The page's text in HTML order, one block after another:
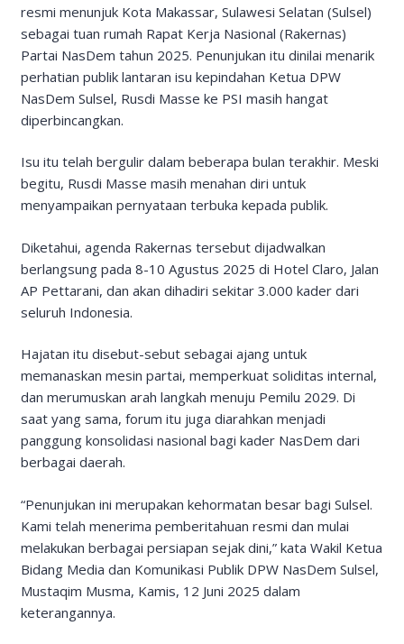
resmi menunjuk Kota Makassar, Sulawesi Selatan (Sulsel)
sebagai tuan rumah Rapat Kerja Nasional (Rakernas)
Partai NasDem tahun 2025. Penunjukan itu dinilai menarik
perhatian publik lantaran isu kepindahan Ketua DPW
NasDem Sulsel, Rusdi Masse ke PSI masih hangat
diperbincangkan.
Isu itu telah bergulir dalam beberapa bulan terakhir. Meski
begitu, Rusdi Masse masih menahan diri untuk
menyampaikan pernyataan terbuka kepada publik.
Diketahui, agenda Rakernas tersebut dijadwalkan
berlangsung pada 8-10 Agustus 2025 di Hotel Claro, Jalan
AP Pettarani, dan akan dihadiri sekitar 3.000 kader dari
seluruh Indonesia.
Hajatan itu disebut-sebut sebagai ajang untuk
memanaskan mesin partai, memperkuat soliditas internal,
dan merumuskan arah langkah menuju Pemilu 2029. Di
saat yang sama, forum itu juga diarahkan menjadi
panggung konsolidasi nasional bagi kader NasDem dari
berbagai daerah.
“Penunjukan ini merupakan kehormatan besar bagi Sulsel.
Kami telah menerima pemberitahuan resmi dan mulai
melakukan berbagai persiapan sejak dini,” kata Wakil Ketua
Bidang Media dan Komunikasi Publik DPW NasDem Sulsel,
Mustaqim Musma, Kamis, 12 Juni 2025 dalam
keterangannya.